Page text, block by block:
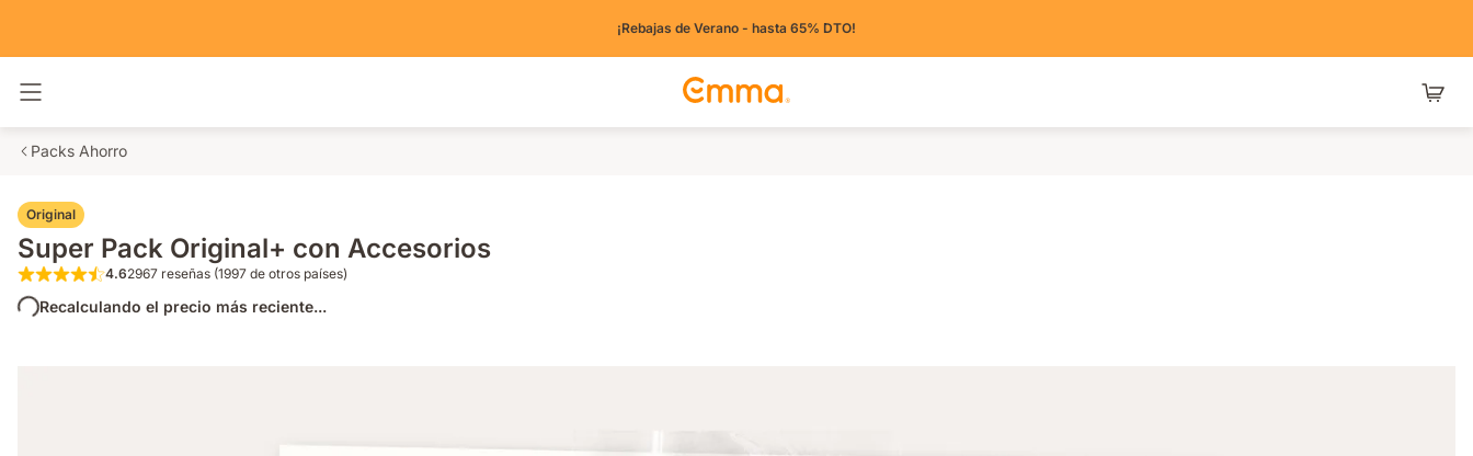
¡Rebajas de Verano - hasta 65% DTO!
Packs Ahorro
Original
Super Pack Original+ con Accesorios
4.6 de 5 estrellas 2967 reseñas (1997 de otros países)
4.62967 reseñas (1997 de otros países)
Recalculando el precio más reciente...